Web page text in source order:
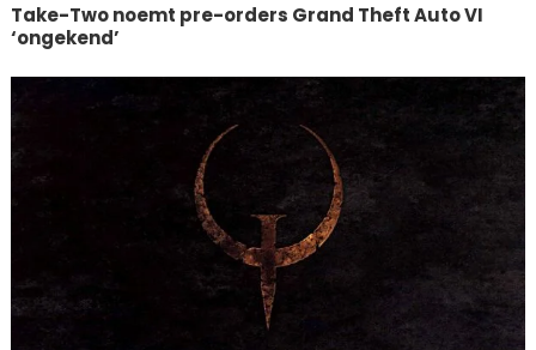
Take-Two noemt pre-orders Grand Theft Auto VI
‘ongekend’